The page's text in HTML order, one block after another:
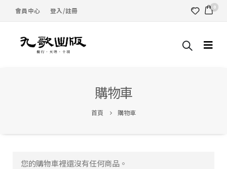
會員中心 登入/註冊 0
購物車
首頁 購物車
您的購物車裡還沒有任何商品。